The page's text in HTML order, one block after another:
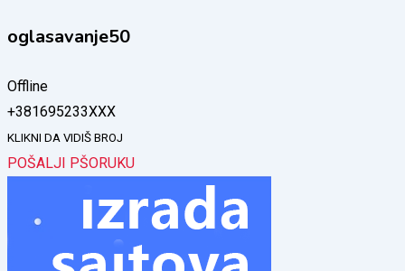
oglasavanje50
Offline
+381695233XXX
KLIKNI DA VIDIŠ BROJ
POŠALJI PŠORUKU